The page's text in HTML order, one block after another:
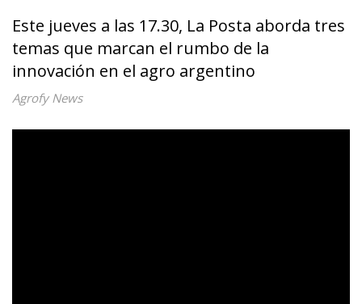
Este jueves a las 17.30, La Posta aborda tres
temas que marcan el rumbo de la
innovación en el agro argentino
Agrofy News